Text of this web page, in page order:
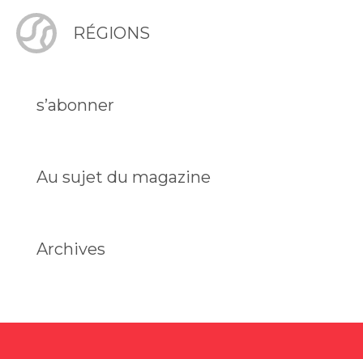
RÉGIONS
s’abonner
Au sujet du magazine
Archives